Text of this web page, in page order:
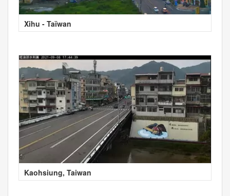
Xihu - Taïwan
Kaohsiung, Taiwan